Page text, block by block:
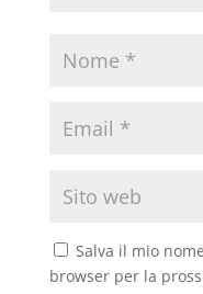
Salva il mio
browser per la